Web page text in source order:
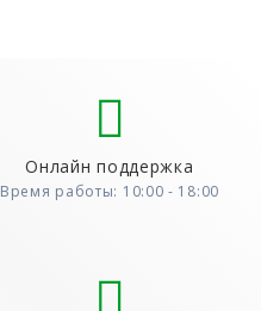
Онлайн поддержка
Время работы: 10:00 - 18:00